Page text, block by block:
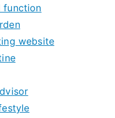
function
website